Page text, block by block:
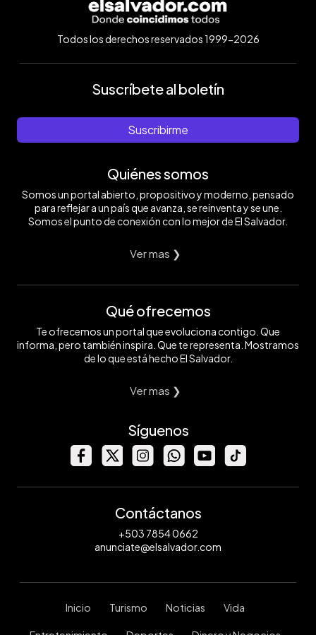
Todos los derechos reservados 1999-2026
Suscríbete al boletín
Suscribirme
Quiénes somos
Somos un portal abierto, propositivo y moderno, pensado
para reflejar a un país que avanza, se reinventa y se une.
Somos el punto de conexión con lo mejor de El Salvador.
Ver mas ❯
Qué ofrecemos
Te ofrecemos un portal que evoluciona contigo. Que
informa, pero también inspira. Que te representa. Mostramos
de lo que está hecho El Salvador.
Ver mas ❯
Síguenos
Contáctanos
+503 7854 0662
anunciate@elsalvador.com
Inicio Turismo Noticias Vida